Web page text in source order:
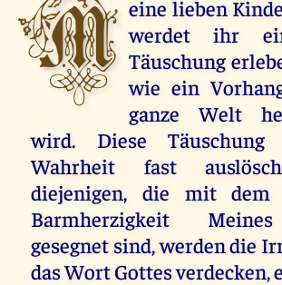
M eine lieben
werdet ihr
Täuschung
wie ein
ganze Welt
wird. Diese
Wahrheit fast
diejenigen, die mit
Barmherzigkeit
gesegnet sind, werden die
das Wort Gottes verdecken,